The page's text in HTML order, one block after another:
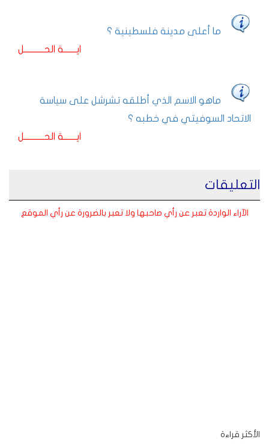
ما أعلى مدينة فلسطينية ؟
ايـــــــة الحـــــــــــل
ماهو الاسم الذي أطلقه تشرشل على سياسة
الاتحاد السوفيتي في خطبه ؟
ايـــــــة الحـــــــــــل
التعليقات
الآراء الواردة تعبر عن رأي صاحبها ولا تعبر بالضرورة عن رأي الموقع
الأكثر قراءة